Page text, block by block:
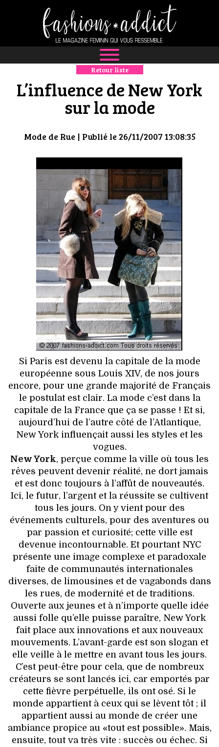
NEWS
MODE
BOUTIQUE
CULTURE
HIGH TECH
MAISON
AUTO
LIEUX TENDANCES
BEAUTÉ
MODE DE RUE
JEUNES CRÉATEURS
HISTOIRE DES MARQUES
DÉCO
VOYAGES & LOISIRS
Retour liste
L’influence de New York
sur la mode
Mode de Rue| Publié le 26/11/2007 13:08:35
Si Paris est devenu la capitale de la mode
européenne sous Louis XIV, de nos jours
encore, pour une grande majorité de Français
le postulat est clair. La mode c’est dans la
capitale de la France que ça se passe ! Et si,
aujourd’hui de l’autre côté de l’Atlantique,
New York influençait aussi les styles et les
vogues.
New York, perçue comme la ville où tous les
rêves peuvent devenir réalité, ne dort jamais
et est donc toujours à l’affût de nouveautés.
Ici, le futur, l’argent et la réussite se cultivent
tous les jours. On y vient pour des
événements culturels, pour des aventures ou
par passion et curiosité; cette ville est
devenue incontournable. Et pourtant NYC
présente une image complexe et paradoxale
faite de communautés internationales
diverses, de limousines et de vagabonds dans
les rues, de modernité et de traditions.
Ouverte aux jeunes et à n’importe quelle idée
aussi folle qu’elle puisse paraître, New York
fait place aux innovations et aux nouveaux
mouvements. L’avant-garde est son slogan et
elle veille à le mettre en avant tous les jours.
C’est peut-être pour cela, que de nombreux
créateurs se sont lancés ici, car emportés par
cette fièvre perpétuelle, ils ont osé. Si le
monde appartient à ceux qui se lèvent tôt ; il
appartient aussi au monde de créer une
ambiance propice au «tout est possible». Mais,
ensuite, tout va très vite : succès ou échec. Si